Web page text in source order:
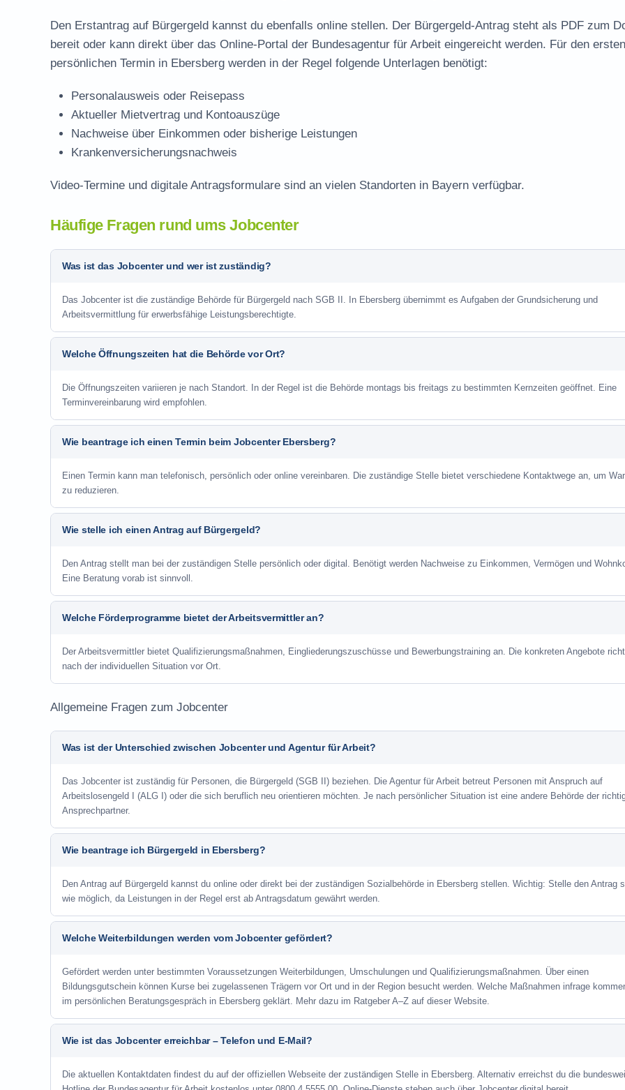
Den Erstantrag auf Bürgergeld kannst du ebenfalls online stellen. Der Bürgergeld-Antrag steht als PDF zum
bereit oder kann direkt über das Online-Portal der Bundesagentur für Arbeit eingereicht werden. Für den ersten
persönlichen Termin in Ebersberg werden in der Regel folgende Unterlagen benötigt:
Personalausweis oder Reisepass
Aktueller Mietvertrag und Kontoauszüge
Nachweise über Einkommen oder bisherige Leistungen
Krankenversicherungsnachweis
Video-Termine und digitale Antragsformulare sind an vielen Standorten in Bayern verfügbar.
Häufige Fragen rund ums Jobcenter
Was ist das Jobcenter und wer ist zuständig?
Das Jobcenter ist die zuständige Behörde für Bürgergeld nach SGB II. In Ebersberg übernimmt es Aufgaben der Grundsicherung und
Arbeitsvermittlung für erwerbsfähige Leistungsberechtigte.
Welche Öffnungszeiten hat die Behörde vor Ort?
Die Öffnungszeiten variieren je nach Standort. In der Regel ist die Behörde montags bis freitags zu bestimmten Kernzeiten geöffnet. Eine
Terminvereinbarung wird empfohlen.
Wie beantrage ich einen Termin beim Jobcenter Ebersberg?
Einen Termin kann man telefonisch, persönlich oder online vereinbaren. Die zuständige Stelle bietet verschiedene Kontaktwege an, um
zu reduzieren.
Wie stelle ich einen Antrag auf Bürgergeld?
Den Antrag stellt man bei der zuständigen Stelle persönlich oder digital. Benötigt werden Nachweise zu Einkommen, Vermögen und
Eine Beratung vorab ist sinnvoll.
Welche Förderprogramme bietet der Arbeitsvermittler an?
Der Arbeitsvermittler bietet Qualifizierungsmaßnahmen, Eingliederungszuschüsse und Bewerbungstraining an. Die konkreten Angebote
nach der individuellen Situation vor Ort.
Allgemeine Fragen zum Jobcenter
Was ist der Unterschied zwischen Jobcenter und Agentur für Arbeit?
Das Jobcenter ist zuständig für Personen, die Bürgergeld (SGB II) beziehen. Die Agentur für Arbeit betreut Personen mit Anspruch auf
Arbeitslosengeld I (ALG I) oder die sich beruflich neu orientieren möchten. Je nach persönlicher Situation ist eine andere Behörde der
Ansprechpartner.
Wie beantrage ich Bürgergeld in Ebersberg?
Den Antrag auf Bürgergeld kannst du online oder direkt bei der zuständigen Sozialbehörde in Ebersberg stellen. Wichtig: Stelle den Antrag
wie möglich, da Leistungen in der Regel erst ab Antragsdatum gewährt werden.
Welche Weiterbildungen werden vom Jobcenter gefördert?
Gefördert werden unter bestimmten Voraussetzungen Weiterbildungen, Umschulungen und Qualifizierungsmaßnahmen. Über einen
Bildungsgutschein können Kurse bei zugelassenen Trägern vor Ort und in der Region besucht werden. Welche Maßnahmen infrage
im persönlichen Beratungsgespräch in Ebersberg geklärt. Mehr dazu im Ratgeber A–Z auf dieser Website.
Wie ist das Jobcenter erreichbar – Telefon und E-Mail?
Die aktuellen Kontaktdaten findest du auf der offiziellen Webseite der zuständigen Stelle in Ebersberg. Alternativ erreichst du die